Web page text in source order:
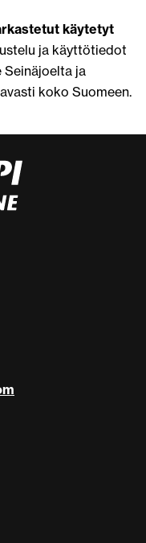
käytetyt
ja käyttötiedot
Seinäjoelta ja
koko Suomeen.